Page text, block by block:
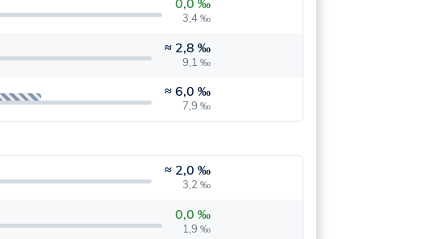
0,0 ‰
3,4 ‰
≈ 2,8 ‰
9,1 ‰
≈6,0 ‰
7,9 ‰
≈ 2,0 ‰
3,2 ‰
0,0 ‰
1,9 ‰